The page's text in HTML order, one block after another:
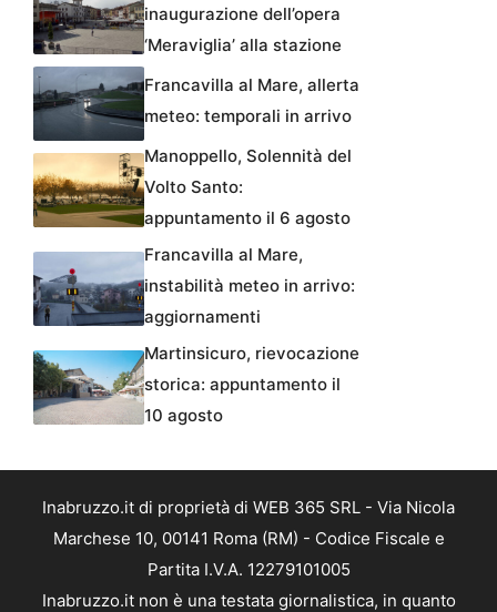
inaugurazione dell’opera
‘Meraviglia’ alla stazione
Francavilla al Mare, allerta
meteo: temporali in arrivo
Manoppello, Solennità del
Volto Santo:
appuntamento il 6 agosto
Francavilla al Mare,
instabilità meteo in arrivo:
aggiornamenti
Martinsicuro, rievocazione
storica: appuntamento il
10 agosto
Inabruzzo.it di proprietà di WEB 365 SRL - Via Nicola
Marchese 10, 00141 Roma (RM) - Codice Fiscale e
Partita I.V.A. 12279101005
Inabruzzo.it non è una testata giornalistica, in quanto